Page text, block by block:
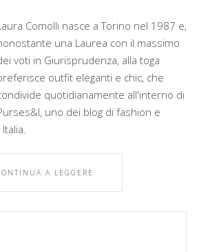
Comolli nasce a Torino nel 1987 e,
una Laurea con il massimo
voti in Giurisprudenza, alla toga
outfit eleganti e chic, che
quotidianamente all'interno di
uno dei blog di fashion e
A LEGGERE